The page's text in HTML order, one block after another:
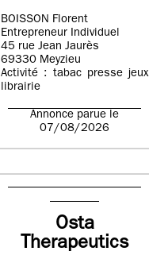
BOISSON Florent
Entrepreneur Individuel
45 rue Jean Jaurès
69330 Meyzieu
Activité : tabac presse jeux
librairie
Annonce parue le
07/08/2026
Osta
Therapeutics